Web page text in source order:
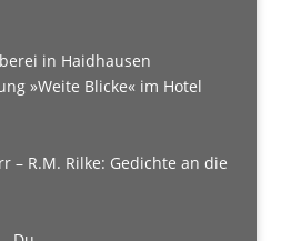
in Haidhausen
»Weite Blicke« im Hotel
– R.M. Rilke: Gedichte an die